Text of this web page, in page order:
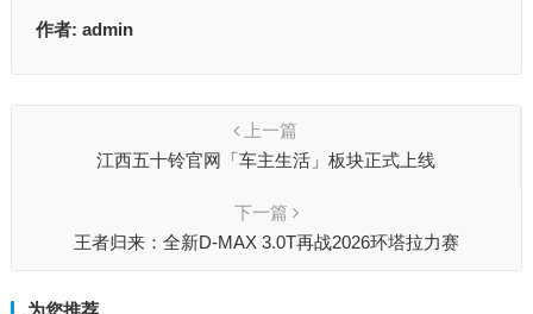
作者: admin
上一篇
江西五十铃官网「车主生活」板块正式上线
下一篇
王者归来：全新D-MAX 3.0T再战2026环塔拉力赛
为您推荐